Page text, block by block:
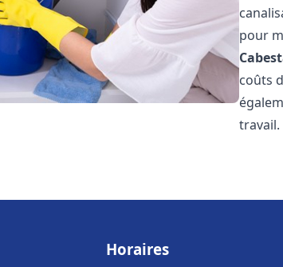
pour
coûts
travail.
Horaires